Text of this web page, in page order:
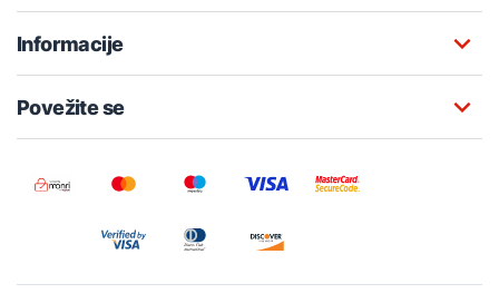
Informacije
Povežite se